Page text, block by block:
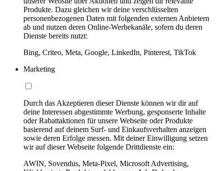
Produkte. Dazu gleichen wir deine verschlüsselten
personenbezogenen Daten mit folgenden externen Anbietern
ab und nutzen deren Online-Werbekanäle, sofern du deren
Dienste bereits nutzt:
Bing, Criteo, Meta, Google, LinkedIn, Pinterest, TikTok
Marketing
Durch das Akzeptieren dieser Dienste können wir dir auf
deine Interessen abgestimmte Werbung, gesponserte Inhalte
oder Rabattaktionen für unsere Webseite oder Produkte
basierend auf deinem Surf- und Einkaufsverhalten anzeigen
sowie deren Erfolge messen. Mit deiner Einwilligung setzen
wir auf dieser Webseite folgende Drittdienste ein:
AWIN, Sovendus, Meta-Pixel, Microsoft Advertising,